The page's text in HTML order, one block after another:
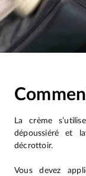
La crème
dépoussiéré et
décrottoir.
Vous devez